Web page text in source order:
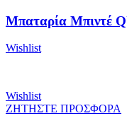
Μπαταρία Μπιντέ
Wishlist
Wishlist
ΖΗΤΗΣΤΕ ΠΡΟΣΦΟΡΑ